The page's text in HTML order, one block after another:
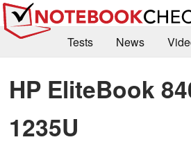
Tests News
Kaufberatung
Deals Suche
Forum
HP EliteBook
1235U